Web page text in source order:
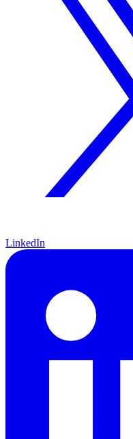
LinkedIn